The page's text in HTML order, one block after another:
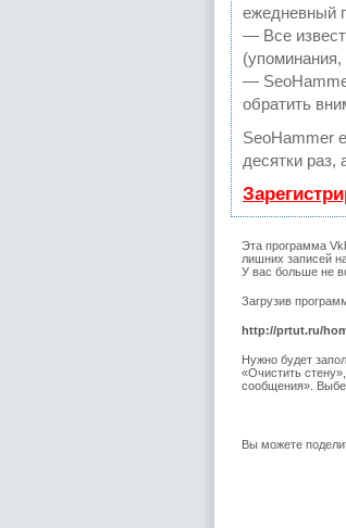
ежедневный
— Все
—
обратить
SeoHammer
десятки раз,
Эта программа
лишних записей
У вас больше не
Загрузив
http://prtut.ru/
Нужно будет
«Очистить
сообщения».
Вы можете